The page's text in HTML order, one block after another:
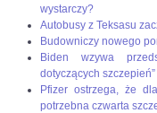
wystarczy?
Autobusy z Teksasu
Budowniczy nowego
Biden wzywa
dotyczących
Pfizer ostrzega, że
potrzebna czwarta